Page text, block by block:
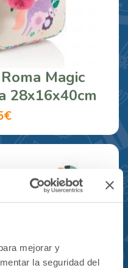
mejorar y
la seguridad del
Magic
28x16x40cm